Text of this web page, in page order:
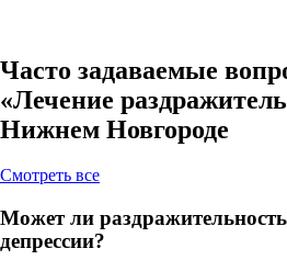
Часто задаваемые
«Лечение
Нижнем Новгороде
Cмотреть все
Может ли
депрессии?